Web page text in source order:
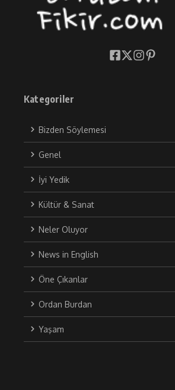
Kategoriler
Bizden Söylemesi
Genel
İyi Yedik
Kültür & Sanat
Neler Oluyor
News in English
Öne Çıkanlar
Ordan Burdan
Yaşam